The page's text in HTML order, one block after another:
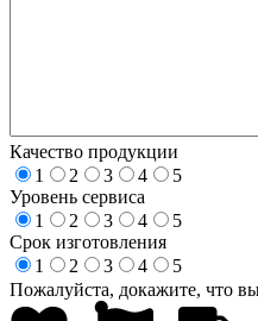
Качество продукции
1
2 3 4
5
Уровень сервиса
1
2 3 4
5
Срок изготовления
1
2 3 4
5
Пожалуйста, докажите, что